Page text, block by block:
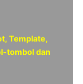
Template,
tombol dan